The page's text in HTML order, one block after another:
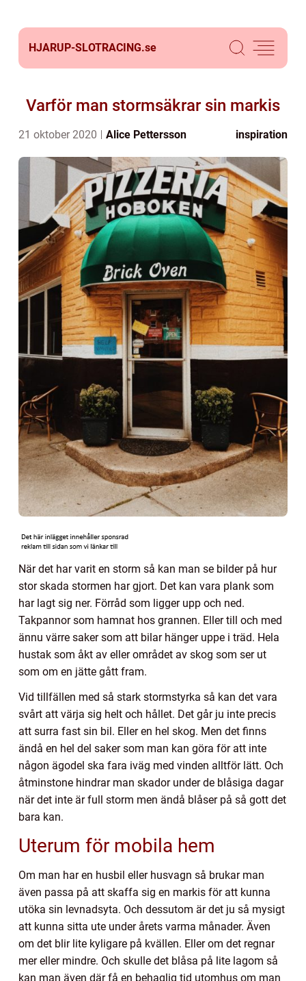
HJARUP-SLOTRACING.se
Varför man stormsäkrar sin markis
21 oktober 2020 Alice Pettersson inspiration
När det har varit en storm så kan man se bilder på hur
stor skada stormen har gjort. Det kan vara plank som
har lagt sig ner. Förråd som ligger upp och ned.
Takpannor som hamnat hos grannen. Eller till och med
ännu värre saker som att bilar hänger uppe i träd. Hela
hustak som åkt av eller området av skog som ser ut
som om en jätte gått fram.
Vid tillfällen med så stark stormstyrka så kan det vara
svårt att värja sig helt och hållet. Det går ju inte precis
att surra fast sin bil. Eller en hel skog. Men det finns
ändå en hel del saker som man kan göra för att inte
någon ägodel ska fara iväg med vinden alltför lätt. Och
åtminstone hindrar man skador under de blåsiga dagar
när det inte är full storm men ändå blåser på så gott det
bara kan.
Uterum för mobila hem
Om man har en husbil eller husvagn så brukar man
även passa på att skaffa sig en markis för att kunna
utöka sin levnadsyta. Och dessutom är det ju så mysigt
att kunna sitta ute under årets varma månader. Även
om det blir lite kyligare på kvällen. Eller om det regnar
mer eller mindre. Och skulle det blåsa på lite lagom så
kan man även där få en behaglig tid utomhus om man